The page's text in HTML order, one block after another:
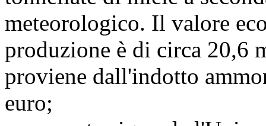
meteorologico. Il valore
produzione è di circa 20,6
proviene dall'indotto
euro;